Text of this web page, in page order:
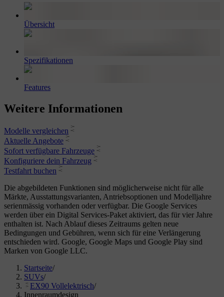
Übersicht
Spezifikationen
Features
Weitere Informationen
Modelle vergleichen
Aktuelle Angebote
Sofort verfügbare Fahrzeuge
Konfiguriere dein Fahrzeug
Testfahrt buchen
Die abgebildeten Funktionen sind möglicherweise nicht für alle
Märkte, Ausstattungsvarianten, Antriebsoptionen und Modelljahre
serienmässig vorhanden oder verfügbar. Die Google Services
werden über ein Digital Services-Paket aktiviert, das für vier Jahre
enthalten ist. Nach Ablauf dieses Zeitraums gelten neue
Bedingungen und Gebühren, wenn sich für eine Verlängerung
entschieden wird. Google, Google Maps und Google Play sind
Marken von Google LLC.
Startseite/
SUVs/
EX90 Vollelektrisch/
Innenraumdesign